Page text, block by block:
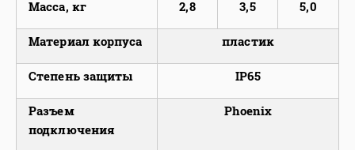
Масса, кг 2,8 3,5 5,0
Материал корпуса пластик
Степень защиты IP65
Разъем
подключения
Phoenix